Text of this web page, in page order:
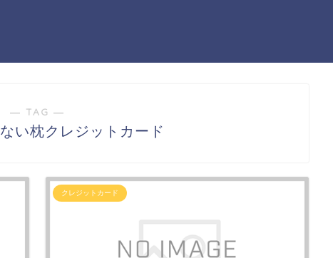
― TAG ―
い枕クレジットカード
クレジットカード